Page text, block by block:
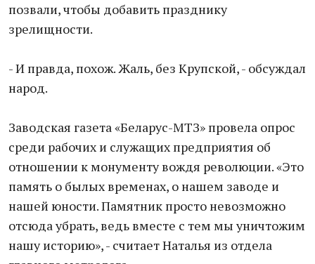
позвали, чтобы добавить празднику
зрелищности.
- И правда, похож. Жаль, без Крупской, - обсуждал
народ.
Заводская газета «Беларус-МТЗ» провела опрос
среди рабочих и служащих предприятия об
отношении к монументу вождя революции. «Это
память о былых временах, о нашем заводе и
нашей юности. Памятник просто невозможно
отсюда убрать, ведь вместе с тем мы уничтожим
нашу историю», - считает Наталья из отдела